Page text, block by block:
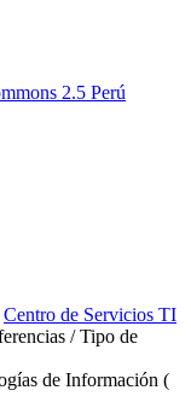
2.5 Perú
Centro de Servicios TI
/ Tipo de
de Información (